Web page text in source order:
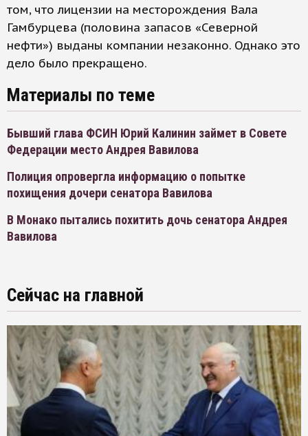
том, что лицензии на месторождения Вала
Гамбурцева (половина запасов «Северной
нефти») выданы компании незаконно. Однако это
дело было прекращено.
Материалы по теме
Бывший глава ФСИН Юрий Калинин займет в Совете
Федерации место Андрея Вавилова
Полиция опровергла информацию о попытке
похищения дочери сенатора Вавилова
В Монако пытались похитить дочь сенатора Андрея
Вавилова
Сейчас на главной